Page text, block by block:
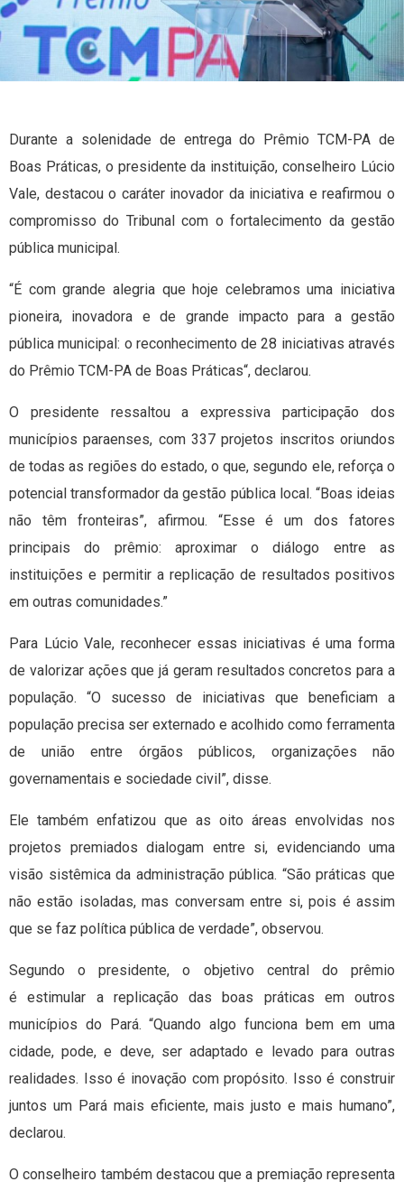
Durante a solenidade de entrega do Prêmio TCM-PA de
Boas Práticas, o presidente da instituição, conselheiro Lúcio
Vale, destacou o caráter inovador da iniciativa e reafirmou o
compromisso do Tribunal com o fortalecimento da gestão
pública municipal.
“É com grande alegria que hoje celebramos uma iniciativa
pioneira, inovadora e de grande impacto para a gestão
pública municipal: o reconhecimento de 28 iniciativas através
do Prêmio TCM-PA de Boas Práticas“, declarou.
O presidente ressaltou a expressiva participação dos
municípios paraenses, com 337 projetos inscritos oriundos
de todas as regiões do estado, o que, segundo ele, reforça o
potencial transformador da gestão pública local. “Boas ideias
não têm fronteiras”, afirmou. “Esse é um dos fatores
principais do prêmio: aproximar o diálogo entre as
instituições e permitir a replicação de resultados positivos
em outras comunidades.”
Para Lúcio Vale, reconhecer essas iniciativas é uma forma
de valorizar ações que já geram resultados concretos para a
população. “O sucesso de iniciativas que beneficiam a
população precisa ser externado e acolhido como ferramenta
de união entre órgãos públicos, organizações não
governamentais e sociedade civil”, disse.
Ele também enfatizou que as oito áreas envolvidas nos
projetos premiados dialogam entre si, evidenciando uma
visão sistêmica da administração pública. “São práticas que
não estão isoladas, mas conversam entre si, pois é assim
que se faz política pública de verdade”, observou.
Segundo o presidente, o objetivo central do prêmio
é estimular a replicação das boas práticas em outros
municípios do Pará. “Quando algo funciona bem em uma
cidade, pode, e deve, ser adaptado e levado para outras
realidades. Isso é inovação com propósito. Isso é construir
juntos um Pará mais eficiente, mais justo e mais humano”,
declarou.
O conselheiro também destacou que a premiação representa